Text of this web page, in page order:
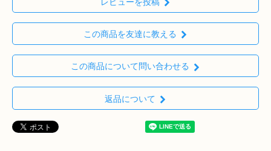
この商品を友達に教える
この商品について問い合わせる
返品について